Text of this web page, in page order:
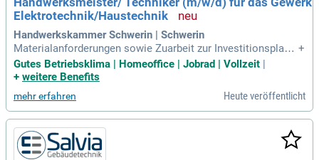
Handwerksmeister/ Techniker (m/w/d) für das Gewerk
Elektrotechnik/Haustechnik
Handwerkskammer Schwerin | Schwerin
Materialanforderungen sowie Zuarbeit zur Investitionsplanu
ng für das Gewerk Elektrotechnik; Mitwirkung bei der Akqui
se sowie Erstellung neuer, moderner Gewerke übergreifende
usbildungsberuf Elektroniker
+
Gutes Betriebsklima | Homeoffice | Jobrad | Vollzeit |
+ weitere Benefits
mehr erfahren Heute veröffentlicht